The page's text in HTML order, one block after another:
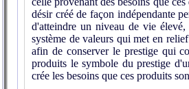
désir créé de façon indépendante
d'atteindre un niveau de vie
système de valeurs qui met en
afin de conserver le prestige qui
produits le symbole du prestige
crée les besoins que ces produits